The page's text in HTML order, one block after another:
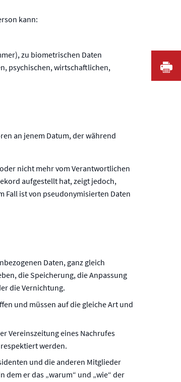
kann:
zu biometrischen Daten
psychischen, wirtschaftlichen,
an jenem Datum, der während
nicht mehr vom Verantwortlichen
aufgestellt hat, zeigt jedoch,
Fall ist von pseudonymisierten Daten
Daten, ganz gleich
die Speicherung, die Anpassung
die Vernichtung.
und müssen auf die gleiche Art und
Vereinszeitung eines Nachrufes
werden.
und die anderen Mitglieder
er das „warum“ und „wie“ der